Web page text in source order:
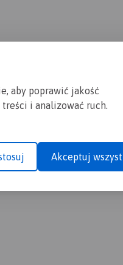
aby poprawić jakość
i analizować ruch.
Akceptuj